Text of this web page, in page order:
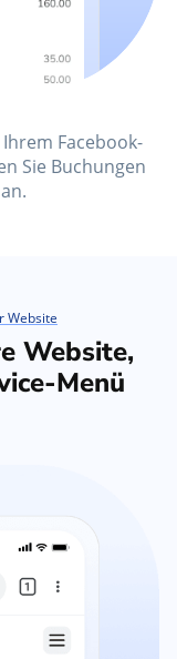
Facebook-
Sie Buchungen
Website
Website,
Menü